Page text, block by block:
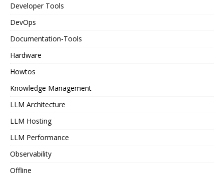
Developer Tools
DevOps
Documentation-Tools
Hardware
Howtos
Knowledge Management
LLM Architecture
LLM Hosting
LLM Performance
Observability
Offline